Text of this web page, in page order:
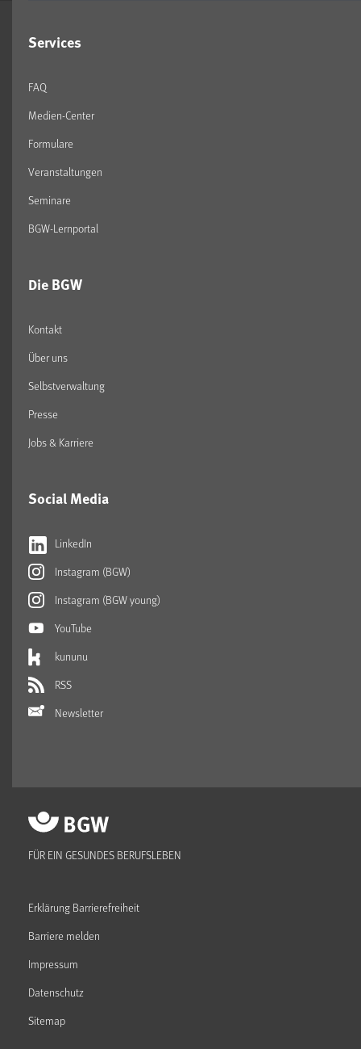
Services
FAQ
Medien-Center
Formulare
Veranstaltungen
Seminare
BGW-Lernportal
Die BGW
Kontakt
Über uns
Selbstverwaltung
Presse
Jobs & Karriere
Social Media
LinkedIn
Instagram (BGW)
Instagram (BGW young)
YouTube
kununu
RSS
Newsletter
FÜR EIN GESUNDES BERUFSLEBEN
Erklärung Barrierefreiheit
Barriere melden
Impressum
Datenschutz
Sitemap